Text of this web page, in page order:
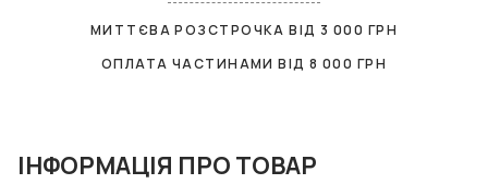
МИТТЄВА РОЗСТРОЧКА ВІД 3 000 ГРН
ОПЛАТА ЧАСТИНАМИ ВІД8 000 ГРН
ІНФОРМАЦІЯ ПРО ТОВАР